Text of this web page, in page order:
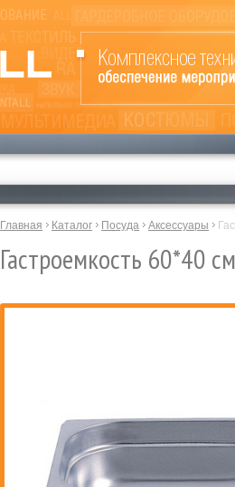
Главная Каталог Посуда Аксессуары
Гастроемкость 60*40 см